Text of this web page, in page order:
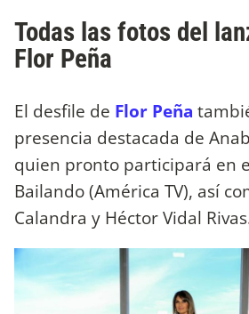
Todas las fotos del
Flor Peña
El desfile de Flor Peña
presencia destacada de
quien pronto participará en
Bailando (América TV), así
Calandra y Héctor Vidal